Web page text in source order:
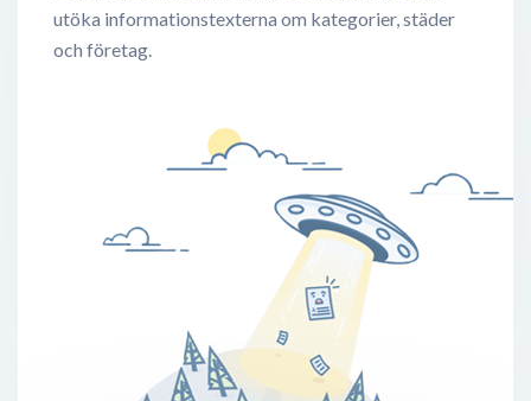
utöka informationstexterna om kategorier, städer
och företag.